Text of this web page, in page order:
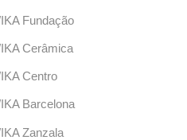
Fundação
Cerâmica
Centro
Barcelona
Zanzala